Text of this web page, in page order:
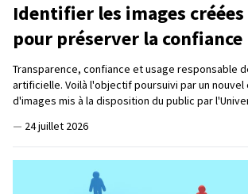
Identifier les images
pour préserver la confiance
Transparence, confiance et usage responsable
artificielle. Voilà l'objectif poursuivi par un nouvel
d'images mis à la disposition du public par
— 24 juillet 2026